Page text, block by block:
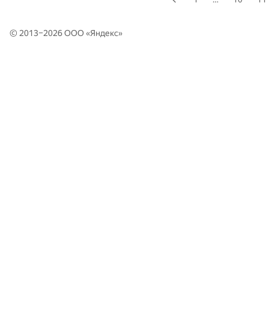
© 2013–2026 ООО «Яндекс»